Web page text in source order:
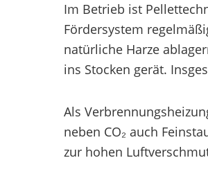
Im Betrieb ist
Fördersystem
natürliche Harze
ins Stocken gerät.
Als
neben CO₂ auch
zur hohen